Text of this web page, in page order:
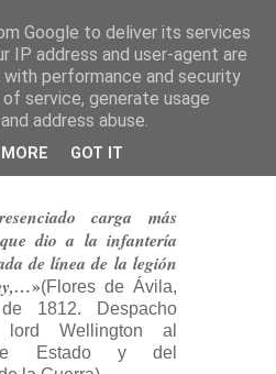
carga más
dio a la infantería
de línea de la legión
»(Flores de Ávila,
1812. Despacho
Wellington al
Estado y del
Google to deliver its services
IP address and user-agent are
performance and security
service, generate usage
address abuse.
GOT IT